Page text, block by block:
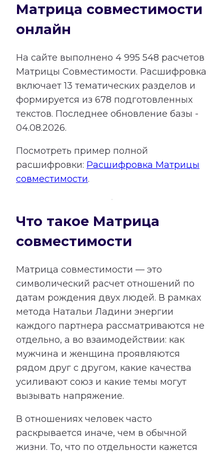
Матрица совместимости
онлайн
На сайте выполнено 4 995 548 расчетов
Матрицы Совместимости. Расшифровка
включает13 тематических разделов и
формируется из 678 подготовленных
текстов. Последнее обновление базы -
04.08.2026.
Посмотреть пример полной
расшифровки: Расшифровка Матрицы
совместимости.
Что такое Матрица
совместимости
Матрица совместимости — это
символический расчет отношений по
датам рождения двух людей. В рамках
метода Натальи Ладини энергии
каждого партнера рассматриваются не
отдельно, а во взаимодействии: как
мужчина и женщина проявляются
рядом друг с другом, какие качества
усиливают союз и какие темы могут
вызывать напряжение.
В отношениях человек часто
раскрывается иначе, чем в обычной
жизни. То, что по отдельности кажется